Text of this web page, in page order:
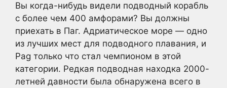
Вы когда-нибудь видели подводный корабль
с более чем 400 амфорами? Вы должны
приехать в Паг. Адриатическое море — одно
из лучших мест для подводного плавания, и
Pag только что стал чемпионом в этой
категории. Редкая подводная находка 2000-
летней давности была обнаружена всего в